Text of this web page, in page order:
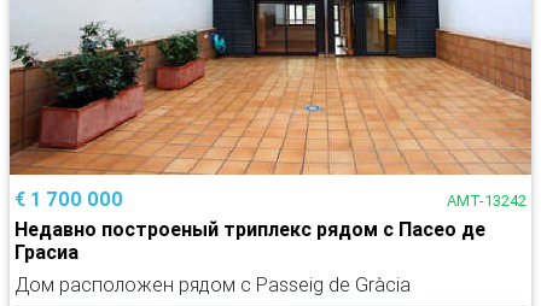
€ 1 700 000 AMT-13242
Недавно построеный триплекс рядом с Пасео де
Грасиа
Дом расположен рядом с Passeig de Gràcia